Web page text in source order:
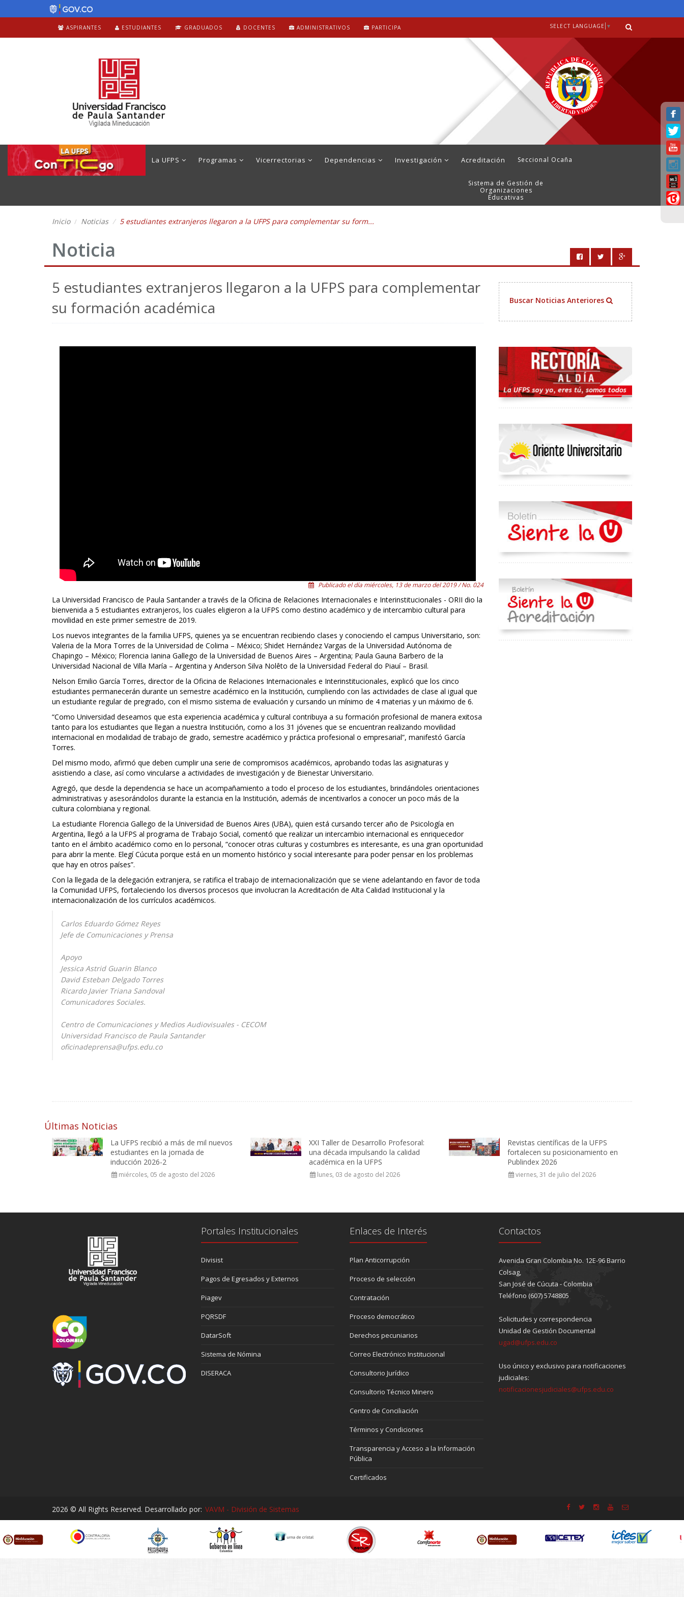
ASPIRANTES ESTUDIANTES GRADUADOS DOCENTES ADMINISTRATIVOS PARTICIPA SELECT LANGUAGE ▼
La UFPS Programas Vicerrectorias Dependencias Investigación Acreditación Seccional Ocaña
Sistema de Gestión de
Organizaciones
Educativas
Inicio Noticias 5 estudiantes extranjeros llegaron a la UFPS para complementar su form...
Noticia
5 estudiantes extranjeros llegaron a la UFPS para complementar
su formación académica
Publicado el día miércoles, 13 de marzo del 2019 / No. 024
La Universidad Francisco de Paula Santander a través de la Oficina de Relaciones Internacionales e Interinstitucionales - ORII dio la
bienvenida a 5 estudiantes extranjeros, los cuales eligieron a la UFPS como destino académico y de intercambio cultural para
movilidad en este primer semestre de 2019.
Los nuevos integrantes de la familia UFPS, quienes ya se encuentran recibiendo clases y conociendo el campus Universitario, son:
Valeria de la Mora Torres de la Universidad de Colima – México; Shidet Hernández Vargas de la Universidad Autónoma de
Chapingo – México; Florencia Ianina Gallego de la Universidad de Buenos Aires – Argentina; Paula Gauna Barbero de la
Universidad Nacional de Villa María – Argentina y Anderson Silva Nolêto de la Universidad Federal do Piauí – Brasil.
Nelson Emilio García Torres, director de la Oficina de Relaciones Internacionales e Interinstitucionales, explicó que los cinco
estudiantes permanecerán durante un semestre académico en la Institución, cumpliendo con las actividades de clase al igual que
un estudiante regular de pregrado, con el mismo sistema de evaluación y cursando un mínimo de 4 materias y un máximo de 6.
“Como Universidad deseamos que esta experiencia académica y cultural contribuya a su formación profesional de manera exitosa
tanto para los estudiantes que llegan a nuestra Institución, como a los 31 jóvenes que se encuentran realizando movilidad
internacional en modalidad de trabajo de grado, semestre académico y práctica profesional o empresarial”, manifestó García
Torres.
Del mismo modo, afirmó que deben cumplir una serie de compromisos académicos, aprobando todas las asignaturas y
asistiendo a clase, así como vincularse a actividades de investigación y de Bienestar Universitario.
Agregó, que desde la dependencia se hace un acompañamiento a todo el proceso de los estudiantes, brindándoles orientaciones
administrativas y asesorándolos durante la estancia en la Institución, además de incentivarlos a conocer un poco más de la
cultura colombiana y regional.
La estudiante Florencia Gallego de la Universidad de Buenos Aires (UBA), quien está cursando tercer año de Psicología en
Argentina, llegó a la UFPS al programa de Trabajo Social, comentó que realizar un intercambio internacional es enriquecedor
tanto en el ámbito académico como en lo personal, “conocer otras culturas y costumbres es interesante, es una gran oportunidad
para abrir la mente. Elegí Cúcuta porque está en un momento histórico y social interesante para poder pensar en los problemas
que hay en otros países”.
Con la llegada de la delegación extranjera, se ratifica el trabajo de internacionalización que se viene adelantando en favor de toda
la Comunidad UFPS, fortaleciendo los diversos procesos que involucran la Acreditación de Alta Calidad Institucional y la
internacionalización de los currículos académicos.
Carlos Eduardo Gómez Reyes
Jefe de Comunicaciones y Prensa
Apoyo
Jessica Astrid Guarin Blanco
David Esteban Delgado Torres
Ricardo Javier Triana Sandoval
Comunicadores Sociales.
Centro de Comunicaciones y Medios Audiovisuales - CECOM
Universidad Francisco de Paula Santander
oficinadeprensa@ufps.edu.co
Buscar Noticias Anteriores
Últimas Noticias
La UFPS recibió a más de mil nuevos
estudiantes en la jornada de
inducción 2026-2
miércoles, 05 de agosto del 2026
XXI Taller de Desarrollo Profesoral:
una década impulsando la calidad
académica en la UFPS
lunes, 03 de agosto del 2026
Revistas científicas de la UFPS
fortalecen su posicionamiento en
Publindex 2026
viernes, 31 de julio del 2026
Portales Institucionales
Divisist
Pagos de Egresados y Externos
Piagev
PQRSDF
DatarSoft
Sistema de Nómina
DISERACA
Enlaces de Interés
Plan Anticorrupción
Proceso de selección
Contratación
Proceso democrático
Derechos pecuniarios
Correo Electrónico Institucional
Consultorio Jurídico
Consultorio Técnico Minero
Centro de Conciliación
Términos y Condiciones
Transparencia y Acceso a la Información
Pública
Certificados
Contactos
Avenida Gran Colombia No. 12E-96 Barrio
Colsag,
San José de Cúcuta - Colombia
Teléfono (607) 5748805
Solicitudes y correspondencia
Unidad de Gestión Documental
ugad@ufps.edu.co
Uso único y exclusivo para notificaciones
judiciales:
notificacionesjudiciales@ufps.edu.co
2026 © All Rights Reserved. Desarrollado por: VAVM - División de Sistemas